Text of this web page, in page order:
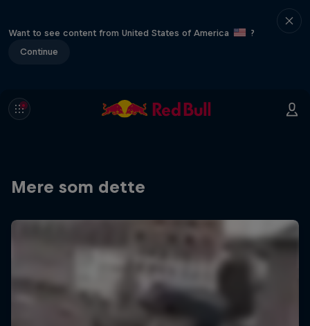
Want to see content from United States of America
?
Continue
Mere som dette